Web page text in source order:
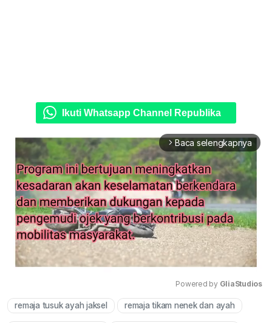
Ikuti Whatsapp Channel Republika
arrow_forward_ios Baca selengkapnya
Mute
Powered by GliaStudios
remaja tusuk ayah jaksel remaja tikam nenek dan ayah